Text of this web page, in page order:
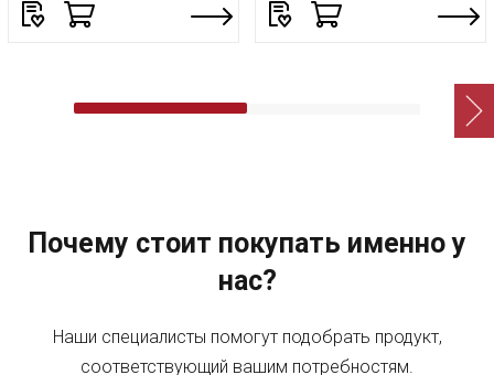
Почему стоит покупать именно у
нас?
Наши специалисты помогут подобрать продукт,
соответствующий вашим потребностям.